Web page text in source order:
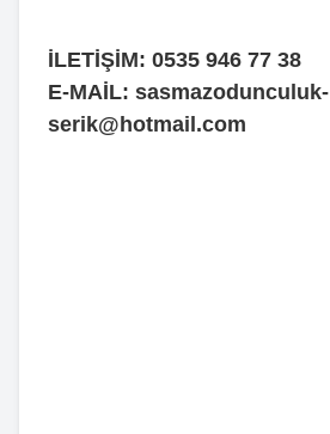
İLETİŞİM: 0535 946 77 38
E-MAİL: sasmazodunculuk-
serik@hotmail.com